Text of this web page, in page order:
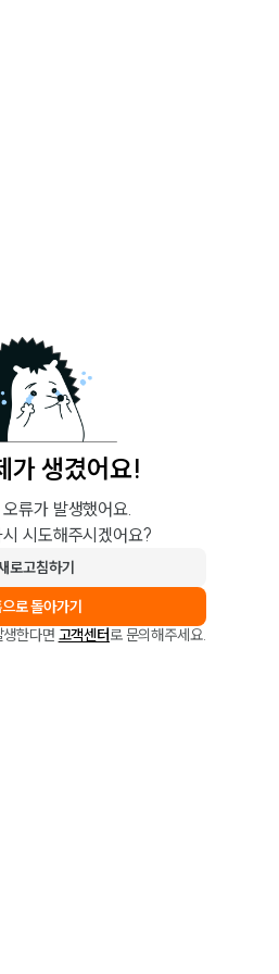
가 생겼어요!
류가 발생했어요.
시도해주시겠어요?
로고침하기
로 돌아가기
한다면 고객센터로 문의해주세요.